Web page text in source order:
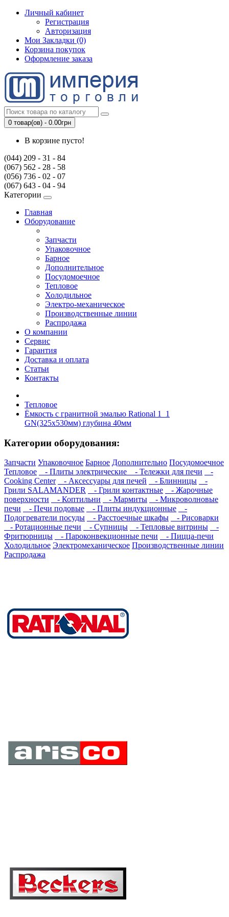
Личный кабинет
Регистрация
Авторизация
Мои Закладки (0)
Корзина покупок
Оформление заказа
0 товар(ов) - 0.00грн
В корзине пусто!
(044) 209 - 31 - 84
(067) 562 - 28 - 58
(056) 736 - 02 - 07
(067) 643 - 04 - 94
Категории
Главная
Оборудование
Запчасти
Упаковочное
Барное
Дополнительное
Посудомоечное
Тепловое
Холодильное
Электро-механическое
Производственные линии
Распродажа
О компании
Сервис
Гарантия
Доставка и оплата
Статьи
Контакты
Тепловое
Ёмкость с гранитной эмалью Rational 1_1
GN(325x530мм) глубина 40мм
Категории оборудования:
Запчасти Упаковочное Барное Дополнительно Посудомоечное
Тепловое
- Плиты электрические - Тележки для печи
-
Cooking Center
- Аксессуары для печей - Блинницы
-
Грили SALAMANDER
- Грили контактные
- Жарочные
поверхности
- Коптильни - Мармиты
- Микроволновые
печи
- Печи подовые - Плиты индукционные
-
Подогреватели посуды
- Расстоечные шкафы
- Рисоварки
- Ротационные печи
- Супницы - Тепловые витрины
-
Фритюрницы
- Пароконвекционные печи
- Пицца-печи
Холодильное Электромеханическое Производственные линии
Распродажа